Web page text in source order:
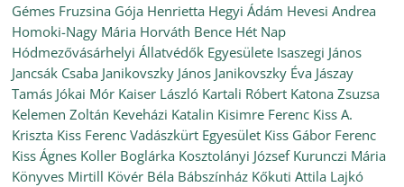
Gémes Fruzsina Gója Henrietta Hegyi Ádám Hevesi Andrea
Homoki-Nagy Mária Horváth Bence Hét Nap
Hódmezővásárhelyi Állatvédők Egyesülete Isaszegi János
Jancsák Csaba Janikovszky János Janikovszky Éva Jászay
Tamás Jókai Mór Kaiser László Kartali Róbert Katona Zsuzsa
Kelemen Zoltán Keveházi Katalin Kisimre Ferenc Kiss A.
Kriszta Kiss Ferenc Vadászkürt Egyesület Kiss Gábor Ferenc
Kiss Ágnes Koller Boglárka Kosztolányi József Kurunczi Mária
Könyves Mirtill Kövér Béla Bábszínház Kőkuti Attila Lajkó